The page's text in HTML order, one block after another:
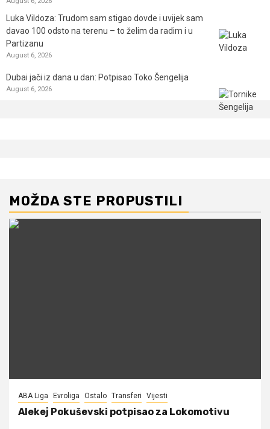
Luka Vildoza: Trudom sam stigao dovde i uvijek sam
davao 100 odsto na terenu – to želim da radim i u
Partizanu
August 6, 2026
Dubai jači iz dana u dan: Potpisao Toko Šengelija
August 6, 2026
MOŽDA STE PROPUSTILI
ABA Liga Evroliga Ostalo Transferi Vijesti
Alekej Pokuševski potpisao za Lokomotivu